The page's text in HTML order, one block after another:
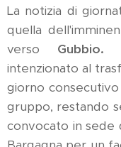
La notizia di
quella
verso Gubbio.
intenzionato al
giorno
gruppo, restando
convocato in sede